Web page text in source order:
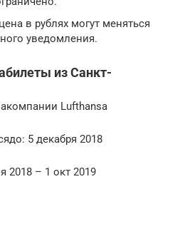
в рублях могут меняться
уведомления.
из Санкт-
Lufthansa
5 декабря 2018
2018 – 1 окт 2019